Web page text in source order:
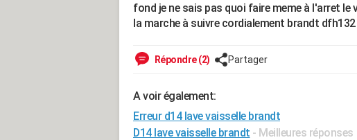
fond je ne sais pas quoi faire meme à l'arret
la marche à suivre cordialement brandt dfh132
Répondre (2) Partager
A voir également:
Erreur d14 lave vaisselle brandt
D14 lave vaisselle brandt - Meilleures réponses